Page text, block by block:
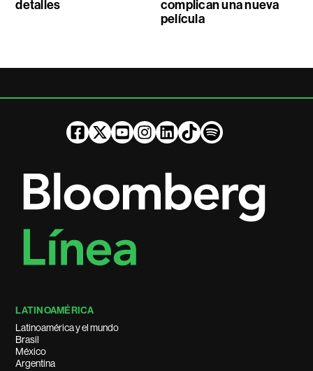
detalles
complican una nueva
película
LATINOAMÉRICA
Latinoamérica y el mundo
Brasil
México
Argentina